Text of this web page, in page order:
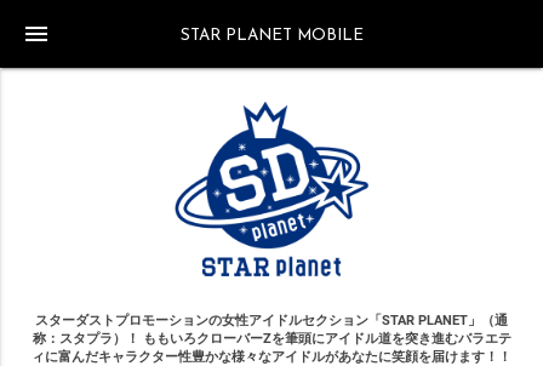
STAR PLANET MOBILE
menu
スターダストプロモーションの女性アイドルセクション「STAR PLANET」（通
称：スタプラ）！
ももいろクローバーZを筆頭にアイドル道を突き進むバラエテ
ィに富んだキャラクター性豊かな様々なアイドルがあなたに笑顔を届けます！！